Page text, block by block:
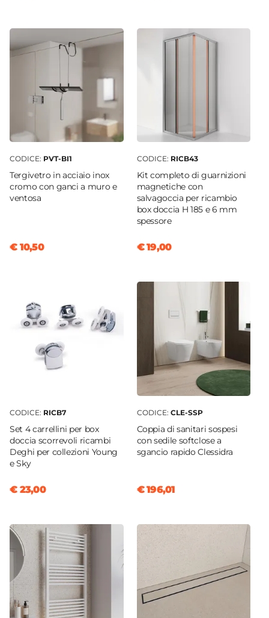
CODICE: PVT-BI1
Tergivetro in acciaio inox
cromo con ganci a muro e
ventosa
€ 10,50
CODICE: RICB43
Kit completo di guarnizioni
magnetiche con
salvagoccia per ricambio
box doccia H 185 e 6 mm
spessore
€ 19,00
CODICE: RICB7
Set 4 carrellini per box
doccia scorrevoli ricambi
Deghi per collezioni Young
e Sky
€ 23,00
CODICE: CLE-SSP
Coppia di sanitari sospesi
con sedile softclose a
sgancio rapido Clessidra
€ 196,01